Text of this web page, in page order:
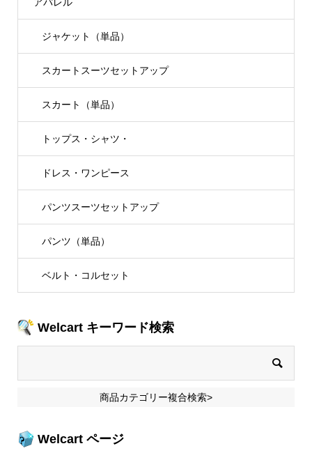
アパレル
ジャケット（単品）
スカートスーツセットアップ
スカート（単品）
トップス・シャツ・
ドレス・ワンピース
パンツスーツセットアップ
パンツ（単品）
ベルト・コルセット
Welcart キーワード検索
商品カテゴリー複合検索>
Welcart ページ